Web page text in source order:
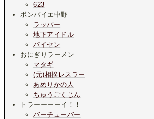
623
ボンバイエ中野
ラッパー
地下アイドル
パイセン
おにぎりラーメン
マタギ
(元)相撲レスラー
あめりかの人
ちゅうごくじん
トラーーーーイ！！
バーチューバー